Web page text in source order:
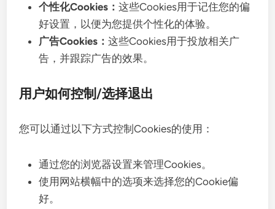
个性化Cookies：这些Cookies用于记住您的偏
好设置，以便为您提供个性化的体验。
广告Cookies：这些Cookies用于投放相关广
告，并跟踪广告的效果。
用户如何控制/选择退出
您可以通过以下方式控制Cookies的使用：
通过您的浏览器设置来管理Cookies。
使用网站横幅中的选项来选择您的Cookie偏
好。